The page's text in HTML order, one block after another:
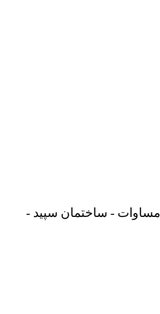
مساوات - ساختمان سپید -